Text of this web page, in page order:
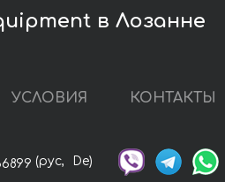
в Лозанне
УСЛОВИЯ КОНТАКТЫ
(рус, De)